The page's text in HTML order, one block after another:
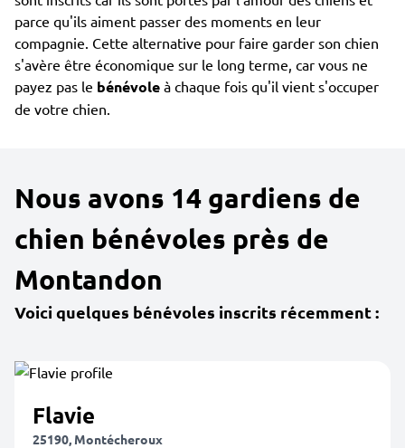
parce qu'ils aiment passer des moments en leur
compagnie. Cette alternative pour faire garder son chien
s'avère être économique sur le long terme, car vous ne
payez pas le bénévole à chaque fois qu'il vient s'occuper
de votre chien.
Nous avons 14 gardiens de
chien bénévoles près de
Montandon
Voici quelques bénévoles inscrits récemment :
Flavie
25190, Montécheroux